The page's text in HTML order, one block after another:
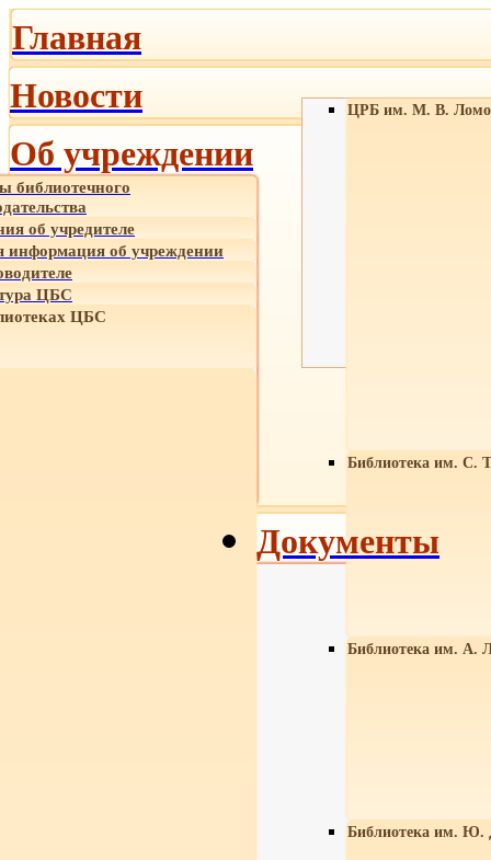
Главная
Новости
Об учреждении
библиотечного
об учредителе
об учреждении
ЦБС
ЦБС
ЦРБ им. М. В.
Библиотека им. С.
Библиотека им. А.
Библиотека им. Ю.
Документы